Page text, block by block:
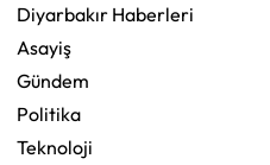
Diyarbakır Haberleri
Asayiş
Gündem
Politika
Teknoloji